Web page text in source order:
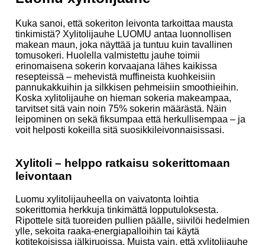
Kuka sanoi, että sokeriton leivonta tarkoittaa mausta
tinkimistä? Xylitolijauhe LUOMU antaa luonnollisen
makean maun, joka näyttää ja tuntuu kuin tavallinen
tomusokeri. Huolella valmistettu jauhe toimii
erinomaisena sokerin korvaajana lähes kaikissa
resepteissä – mehevistä muffineista kuohkeisiin
pannukakkuihin ja silkkisen pehmeisiin smoothieihin.
Koska xylitolijauhe on hieman sokeria makeampaa,
tarvitset sitä vain noin 75% sokerin määrästä. Näin
leipominen on sekä fiksumpaa että herkullisempaa – ja
voit helposti kokeilla sitä suosikkileivonnaisissasi.
Xylitoli – helppo ratkaisu sokerittomaan
leivontaan
Luomu xylitolijauheella on vaivatonta loihtia
sokerittomia herkkuja tinkimättä lopputuloksesta.
Ripottele sitä tuoreiden pullien päälle, siivilöi hedelmien
ylle, sekoita raaka-energiapalloihin tai käytä
kotitekoisissa jälkiruoissa. Muista vain, että xylitolijauhe